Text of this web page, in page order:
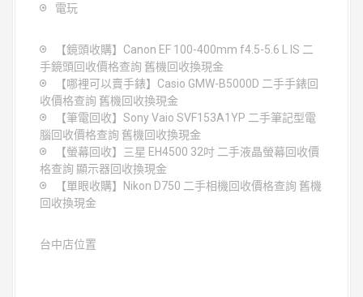
電玩
【鏡頭收購】Canon EF 100-400mm f4.5-5.6 L IS 二
手鏡頭回收價格查詢 舊機回收換現金
【哪裡可以賣手錶】Casio GMW-B5000D 二手手錶回
收價格查詢 舊機回收換現金
【筆電回收】Sony Vaio SVF153A1YP 二手筆記型電
腦回收價格查詢 舊機回收換現金
【螢幕回收】三星 EH4500 32吋 二手液晶螢幕回收價
格查詢 顯示器回收換現金
【單眼收購】Nikon D750 二手相機回收價格查詢 舊機
回收換現金
台中店位置